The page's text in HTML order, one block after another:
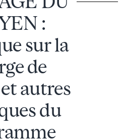
:
sur la
de
autres
du